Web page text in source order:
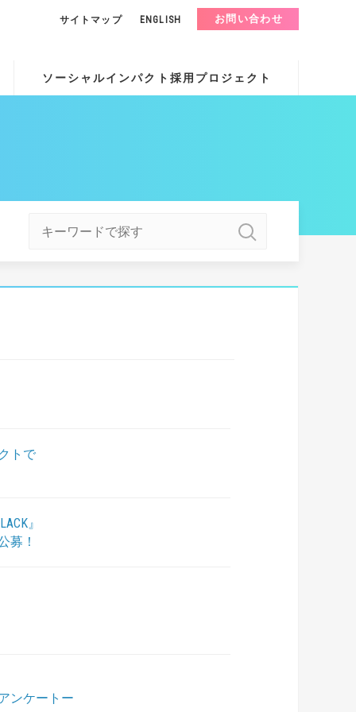
ソーシャルインパクト採用プロジェクト
サイトマップ ENGLISH お問い合わせ
トで
』
募！
ンケートー